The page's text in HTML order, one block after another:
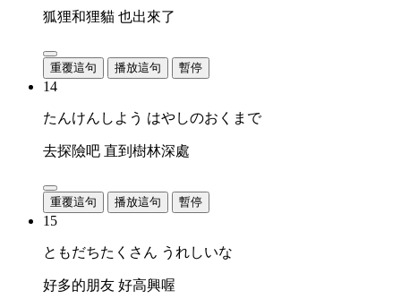
狐狸和狸貓 也出來了
重覆這句 播放這句 暫停
14
たんけんしよう はやしのおくまで
去探險吧 直到樹林深處
重覆這句 播放這句 暫停
15
ともだちたくさん うれしいな
好多的朋友 好高興喔